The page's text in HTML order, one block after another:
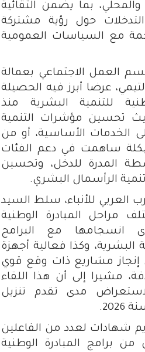
بما يضمن التقائية
التدخلات حول رؤية مشتركة
مع السياسات العمومية
العمل الاجتماعي بعمالة
عرضا أبرز فيه الحصيلة
للتنمية البشرية منذ
تحسين مؤشرات التنمية
الخدمات الأساسية، أو من
ساهمت في دعم الفئات
المدرة للدخل، وتحسين
الرأسمال البشري.
العربي للأنباء، سلط السيد
مراحل المبادرة الوطنية
انسجامها مع البرامج
البشرية، وكذا فعالية أجهزة
إنجاز مشاريع ذات وقع قوي
مشيرا إلى أن هذا اللقاء
مدى تقدم تنزيل
شهادات لعدد من الفاعلين
برامج المبادرة الوطنية